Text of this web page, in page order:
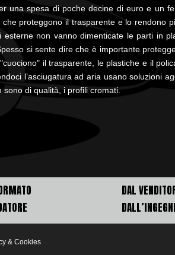
una spesa di poche decine di euro e un
proteggono il trasparente e lo rendono
non vanno dimenticate le parti in
si sente dire che è importante
il trasparente, le plastiche e il
l’asciugatura ad aria usano soluzioni
di qualità, i profili cromati.
DAL
& Cookies